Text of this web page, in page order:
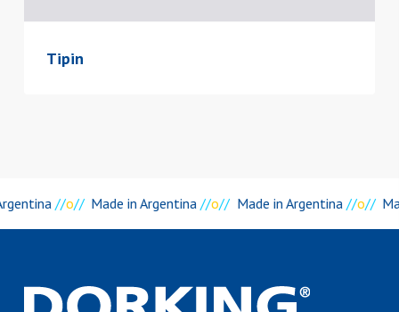
Tipin
//o// Made in Argentina //o// Made in Argentina//o//